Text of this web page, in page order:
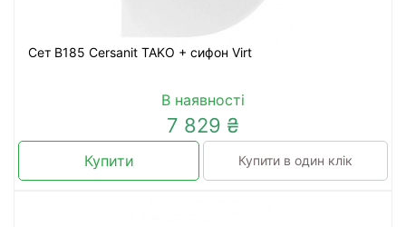
Сет В185 Cersanit TAKO + сифон Virt
В наявності
7 829 ₴
Купити Купити в один клік